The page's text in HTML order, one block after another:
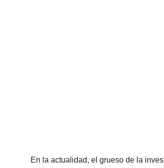
En la actualidad, el grueso de la